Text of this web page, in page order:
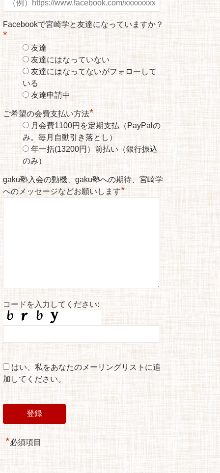
Facebookで宮崎学と友達になっていますか？
*
友達
友達にはなっていない
友達にはなってないがフォローして
いる
友達申請中
ご希望の会費支払い方法*
月会費1100円を定期支払（PayPalの
み。毎月自動引き落とし）
年一括(13200円）前払い（銀行振込
のみ）
gaku塾入会の動機、gaku塾への期待、宮崎学
へのメッセージなどお願いします*
コードを入力してください:
はい、私をあなたのメーリングリストに追
加してください。
*必須項目